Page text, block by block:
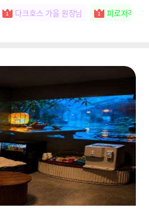
다크호스 가을 원장님 피로저격수